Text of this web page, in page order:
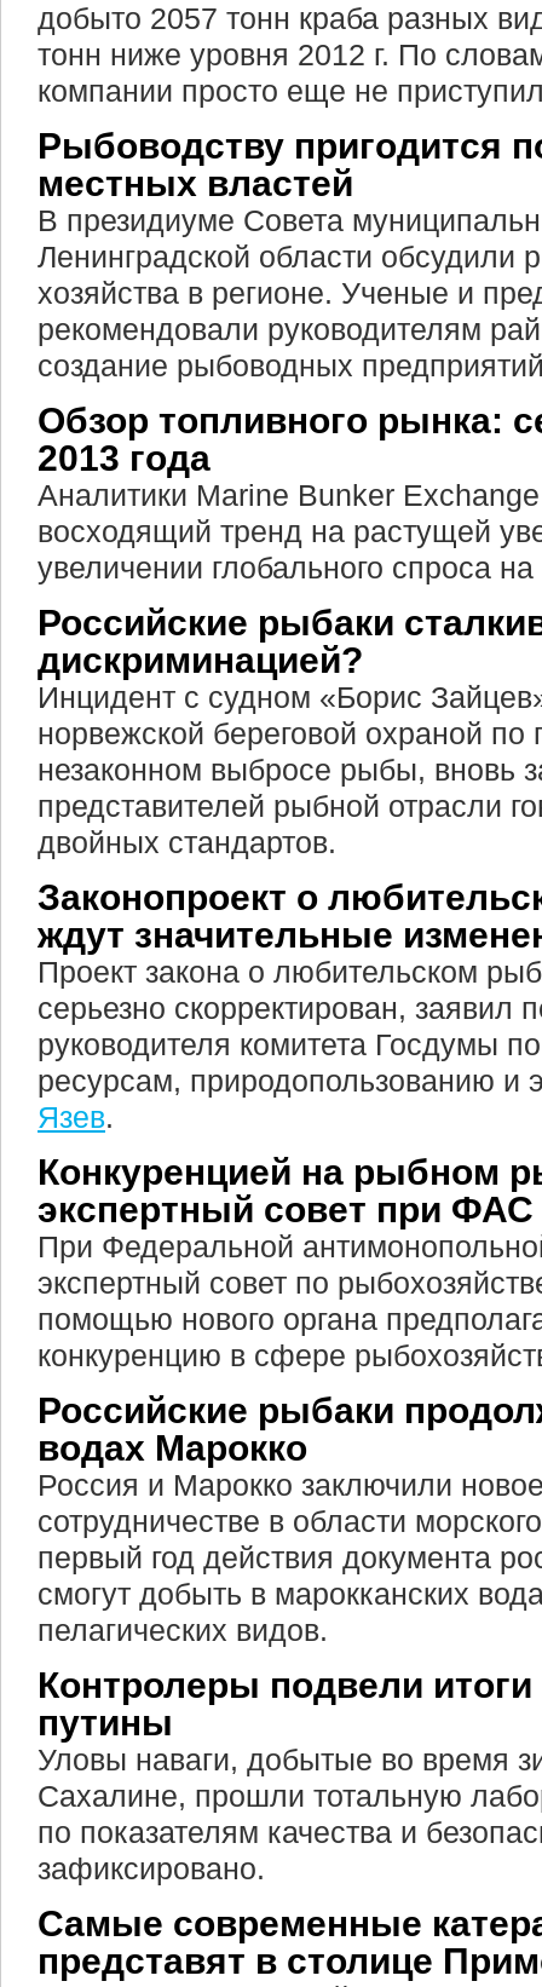
добыто 2057 тонн краба разных
тонн ниже уровня 2012 г. По
компании просто еще не
Рыбоводству пригодится
местных властей
В президиуме Совета
Ленинградской области обсудили
хозяйства в регионе. Ученые и
рекомендовали руководителям
создание рыбоводных
Обзор топливного рынка:
2013 года
Аналитики Marine Bunker
восходящий тренд на растущей
увеличении глобального спроса
Российские рыбаки
дискриминацией?
Инцидент с судном «Борис
норвежской береговой охраной по
незаконном выбросе рыбы, вновь
представителей рыбной отрасли
двойных стандартов.
Законопроект о
ждут значительные
Проект закона о любительском
серьезно скорректирован, заявил
руководителя комитета Госдумы
ресурсам, природопользованию и
Язев.
Конкуренцией на рыбном
экспертный совет при ФАС
При Федеральной
экспертный совет по
помощью нового органа
конкуренцию в сфере
Российские рыбаки
водах Марокко
Россия и Марокко заключили
сотрудничестве в области
первый год действия документа
смогут добыть в марокканских
пелагических видов.
Контролеры подвели
путины
Уловы наваги, добытые во время
Сахалине, прошли тотальную
по показателям качества и
зафиксировано.
Самые современные
представят в столице